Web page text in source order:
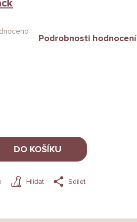
Podrobnosti hodnocení
DO KOŠÍKU
Hlídat Sdílet